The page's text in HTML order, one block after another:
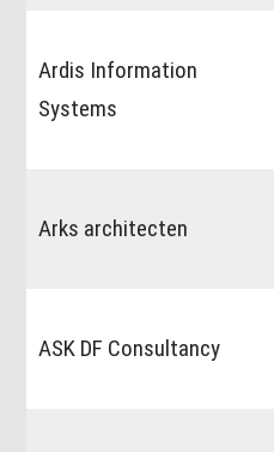
Ardis Information
Systems
Arks architecten
ASK DF Consultancy